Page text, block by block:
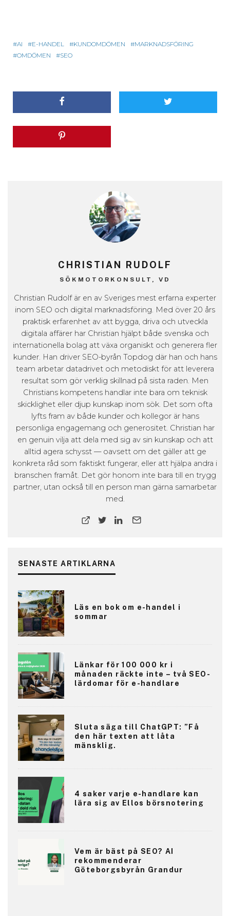
AI E-HANDEL KUNDOMDÖMEN
MARKNADSFÖRING
OMDÖMEN
SEO
CHRISTIAN RUDOLF
SÖKMOTORKONSULT, VD
Christian Rudolf är en av Sveriges mest erfarna experter
inom SEO och digital marknadsföring. Med över 20 års
praktisk erfarenhet av att bygga, driva och utveckla
digitala affärer har Christian hjälpt både svenska och
internationella bolag att växa organiskt och generera fler
kunder. Han driver SEO-byrån Topdog där han och hans
team arbetar datadrivet och metodiskt för att leverera
resultat som gör verklig skillnad på sista raden. Men
Christians kompetens handlar inte bara om teknisk
skicklighet eller djup kunskap inom sök. Det som ofta
lyfts fram av både kunder och kollegor är hans
personliga engagemang och generositet. Christian har
en genuin vilja att dela med sig av sin kunskap och att
alltid agera schysst — oavsett om det gäller att ge
konkreta råd som faktiskt fungerar, eller att hjälpa andra i
branschen framåt. Det gör honom inte bara till en trygg
partner, utan också till en person man gärna samarbetar
med.
SENASTE ARTIKLARNA
Läs en bok om e-handel i
sommar
Länkar för 100 000 kr i
månaden räckte inte – två SEO-
lärdomar för e-handlare
Sluta säga till ChatGPT: ”Få
den här texten att låta
mänsklig.
4 saker varje e-handlare kan
lära sig av Ellos börsnotering
Vem är bäst på SEO? AI
rekommenderar
Göteborgsbyrån Grandur